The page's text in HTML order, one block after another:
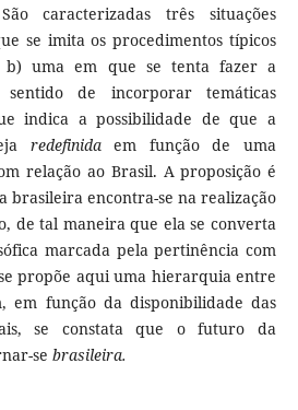
caracterizadas três situações
se imita os procedimentos típicos
b) uma em que se tenta fazer a
de incorporar temáticas
indica a possibilidade de que a
redefinidaem função de uma
relação ao Brasil. A proposição é
brasileira encontra-se na realização
de tal maneira que ela se converta
marcada pela pertinência com
propõe aqui uma hierarquia entre
em função da disponibilidade das
se constata que o futuro da
se brasileira.